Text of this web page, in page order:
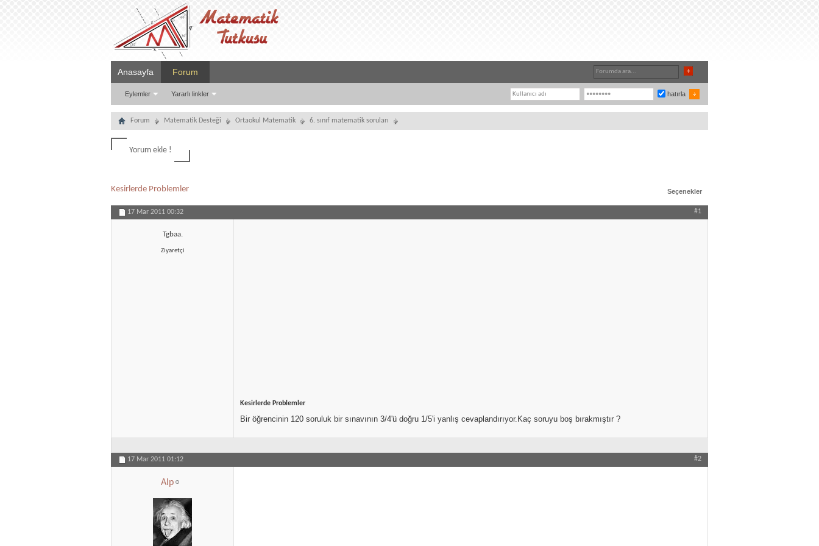
Anasayfa Forum
Eylemler Yararlı linkler hatırla
Forum Matematik Desteği Ortaokul Matematik 6. sınıf matematik soruları
Yorum ekle !
Kesirlerde Problemler Seçenekler
17 Mar 2011 00:32 #1
Tgbaa.
Ziyaretçi
Kesirlerde Problemler
Bir öğrencinin 120 soruluk bir sınavının 3/4'ü doğru 1/5'i yanlış cevaplandırıyor.Kaç soruyu boş bırakmıştır ?
17 Mar 2011 01:12 #2
Alp